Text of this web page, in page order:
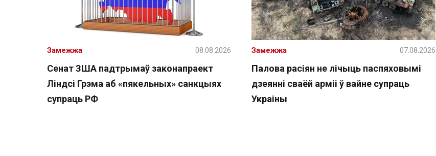
Сенат ЗША падтрымаў законапраект
Ліндсі Грэма аб «пякельных» санкцыях
супраць РФ
Замежжа 08.08.2026
Палова расіян не лічыць паспяховымі
дзеянні сваёй арміі ў вайне супраць
Украіны
Замежжа 07.08.2026